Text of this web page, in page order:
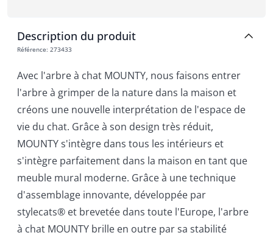
Description du produit
Référence: 273433
Avec l'arbre à chat MOUNTY, nous faisons entrer
l'arbre à grimper de la nature dans la maison et
créons une nouvelle interprétation de l'espace de
vie du chat. Grâce à son design très réduit,
MOUNTY s'intègre dans tous les intérieurs et
s'intègre parfaitement dans la maison en tant que
meuble mural moderne. Grâce à une technique
d'assemblage innovante, développée par
stylecats® et brevetée dans toute l'Europe, l'arbre
à chat MOUNTY brille en outre par sa stabilité